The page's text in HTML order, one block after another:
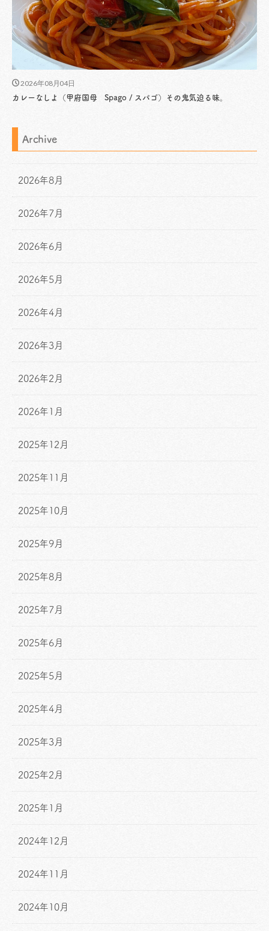
2026年08月04日
カレーなしよ（甲府国母 Spago / スパゴ）その鬼気迫る味。
Archive
2026年8月
2026年7月
2026年6月
2026年5月
2026年4月
2026年3月
2026年2月
2026年1月
2025年12月
2025年11月
2025年10月
2025年9月
2025年8月
2025年7月
2025年6月
2025年5月
2025年4月
2025年3月
2025年2月
2025年1月
2024年12月
2024年11月
2024年10月